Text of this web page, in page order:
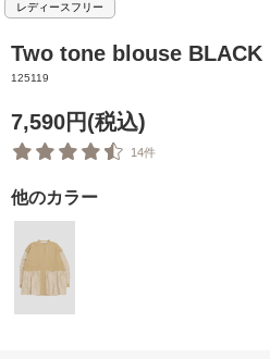
レディースフリー
Two tone blouse BLACK
125119
7,590円(税込)
14件
他のカラー